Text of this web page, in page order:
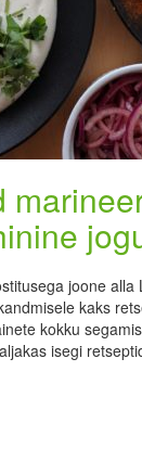
joone alla
kaks
kokku
isegi